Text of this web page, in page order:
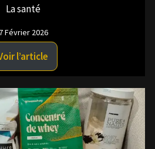
La santé
Février 2026
l’article